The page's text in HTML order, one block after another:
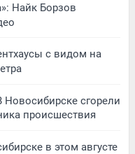
Найк Борзов
с видом на
сгорели
происшествия
в этом августе